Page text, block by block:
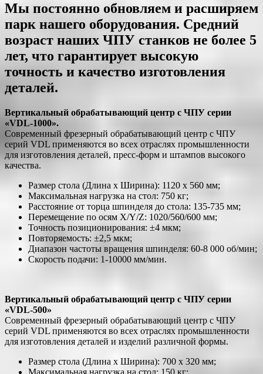
Мы постоянно обновляем и расширяем
парк нашего оборудования. Cредний
возраст наших ЧПУ станков не более 5
лет, что гарантирует высокую
точность и качество изготовления
деталей.
Вертикальный обрабатывающий центр с ЧПУ серии
«VDL-1000».
Современный фрезерный обрабатывающий центр с ЧПУ
серий VDL применяются во всех отраслях промышленности
для изготовления деталей, пресс-форм и штампов высокого
качества.
Размер стола (Длина х Ширина): 1120 х 560 мм;
Максимальная нагрузка на стол: 750 кг;
Расстояние от торца шпинделя до стола: 135-735 мм;
Перемещение по осям X/Y/Z: 1020/560/600 мм;
Точность позиционирования: ±4 мкм;
Повторяемость: ±2,5 мкм;
Диапазон частоты вращения шпинделя: 60-8 000 об/мин;
Скорость подачи: 1-10000 мм/мин.
Вертикальный обрабатывающий центр с ЧПУ серии
«VDL-500»
Современный фрезерный обрабатывающий центр с ЧПУ
серий VDL применяются во всех отраслях промышленности
для изготовления деталей и изделий различной формы.
Размер стола (Длина х Ширина): 700 х 320 мм;
Максимальная нагрузка на стол: 150 кг;